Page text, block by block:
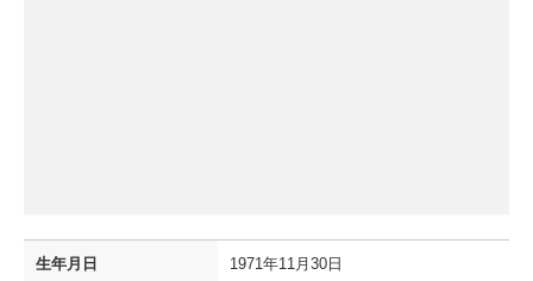
生年月日 1971年11月30日